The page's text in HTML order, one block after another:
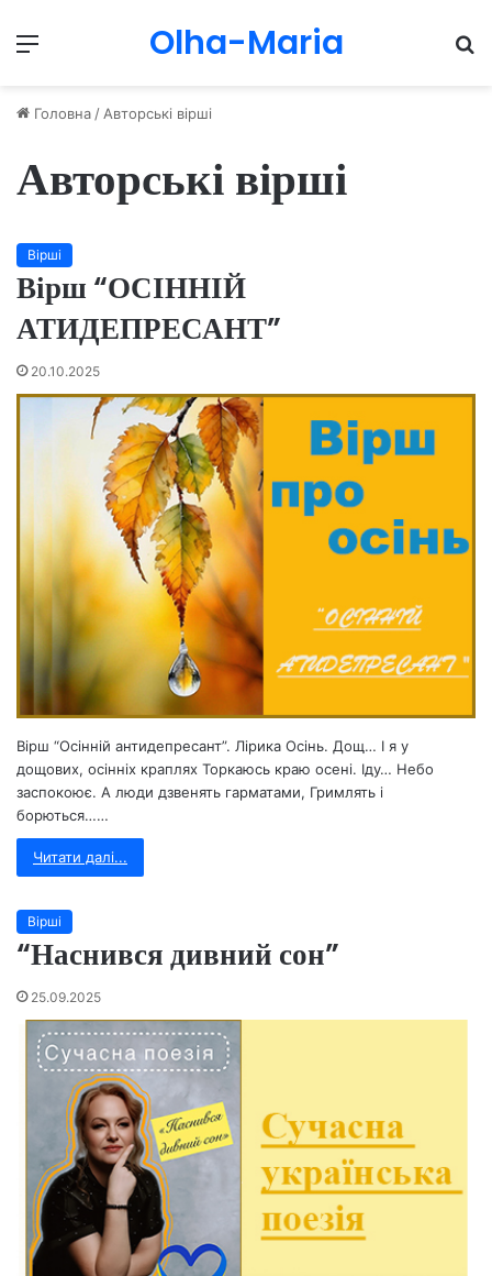
Menu Olha-Maria
Головна / Авторські вірші
Авторські вірші
Вірші
Вірш “ОСІННІЙ
АТИДЕПРЕСАНТ”
20.10.2025
Вірш “Осінній антидепресант”. Лірика Осінь. Дощ… І я у
дощових, осінніх краплях Торкаюсь краю осені. Іду… Небо
заспокоює. А люди дзвенять гарматами, Гримлять і
борються……
Читати далі...
Вірші
“Наснився дивний сон”
25.09.2025